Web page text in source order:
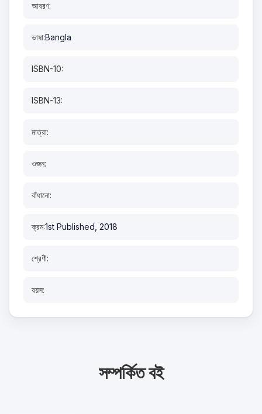
আবরণ:
ভাষা:Bangla
ISBN-10:
ISBN-13:
মাত্রা:
ওজন:
বাঁধানো:
ক্রম:1st Published, 2018
শ্রেণী:
বয়স:
সম্পর্কিত বই